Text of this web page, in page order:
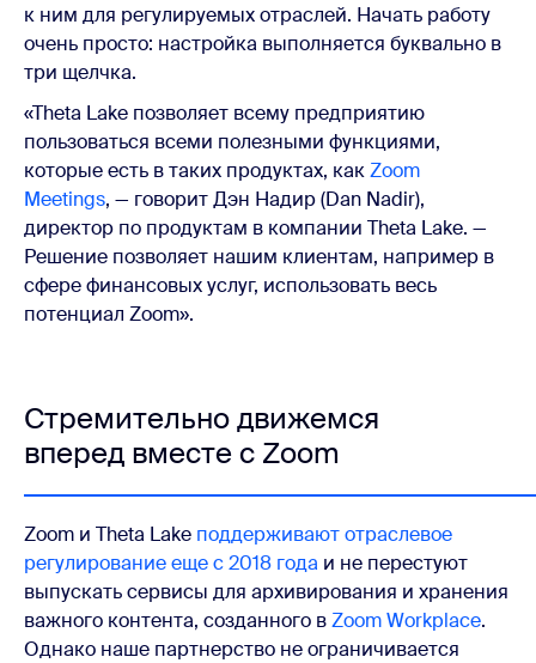
к ним для регулируемых отраслей. Начать работу
очень просто: настройка выполняется буквально в
три щелчка.
«Theta Lake позволяет всему предприятию
пользоваться всеми полезными функциями,
которые есть в таких продуктах, какZoom
Meetings, — говорит Дэн Надир (Dan Nadir),
директор по продуктам в компании Theta Lake. —
Решение позволяет нашим клиентам, например в
сфере финансовых услуг, использовать весь
потенциал Zoom».
Стремительно движемся
вперед вместе с Zoom
Zoom и Theta Lake поддерживают отраслевое
регулирование еще с 2018 года и не перестуют
выпускать сервисы для архивирования и хранения
важного контента, созданного вZoom Workplace.
Однако наше партнерство не ограничивается